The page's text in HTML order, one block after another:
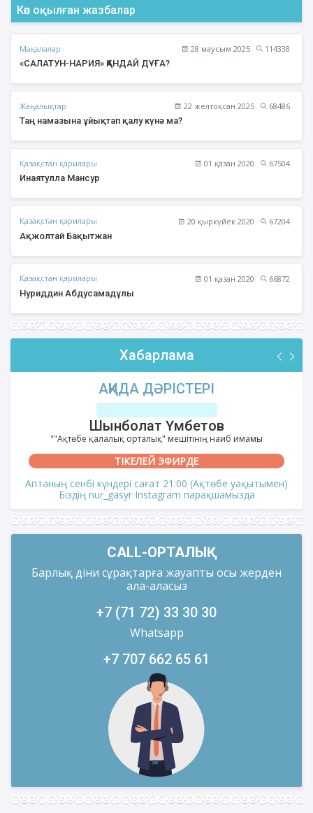
Көп оқылған жазбалар
Мақалалар 28 маусым 2025
114338
«САЛАТУН-НАРИЯ» ҚАНДАЙ ДҰҒА?
Жаңалықтар 22 желтоқсан 2025
68486
Таң намазына ұйықтап қалу күнә ма?
Қазақстан қарилары 01 қазан 2020
67504
Инаятулла Мансур
Қазақстан қарилары 20 қыркүйек 2020
67204
Ақжолтай Бақытжан
Қазақстан қарилары 01 қазан 2020
66872
Нуриддин Абдусамадұлы
Хабарлама
АҚИДА ДӘРІСТЕРІ
Шынболат Үмбетов
""Ақтөбе қалалық орталық" мешітінің наиб имамы
ТІКЕЛЕЙ ЭФИРДЕ
Аптаның сенбі күндері сағат 21:00 (Ақтөбе уақытымен)
Біздің nur_gasyr Instagram парақшамызда
CALL-ОРТАЛЫҚ
Барлық діни сұрақтарға жауапты осы жерден
ала-аласыз
+7 (71 72) 33 30 30
Whatsapp
+7 707 662 65 61